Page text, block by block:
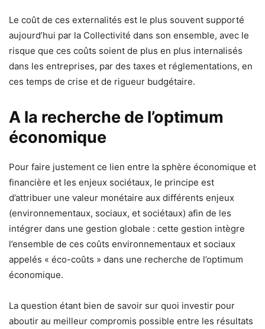
Le coût de ces externalités est le plus souvent supporté
aujourd’hui par la Collectivité dans son ensemble, avec le
risque que ces coûts soient de plus en plus internalisés
dans les entreprises, par des taxes et réglementations, en
ces temps de crise et de rigueur budgétaire.
A la recherche de l’optimum
économique
Pour faire justement ce lien entre la sphère économique et
financière et les enjeux sociétaux, le principe est
d’attribuer une valeur monétaire aux différents enjeux
(environnementaux, sociaux, et sociétaux) afin de les
intégrer dans une gestion globale : cette gestion intègre
l’ensemble de ces coûts environnementaux et sociaux
appelés « éco-coûts » dans une recherche de l’optimum
économique.
La question étant bien de savoir sur quoi investir pour
aboutir au meilleur compromis possible entre les résultats